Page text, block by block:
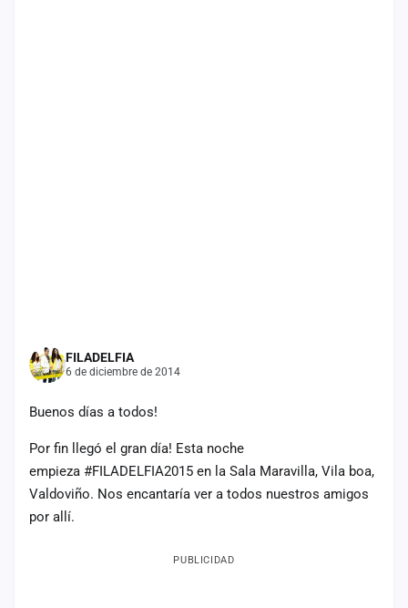
FILADELFIA
6 de diciembre de 2014
Buenos días a todos!
Por fin llegó el gran día! Esta noche
empieza #FILADELFIA2015 en la Sala Maravilla, Vila boa,
Valdoviño. Nos encantaría ver a todos nuestros amigos
por allí.
PUBLICIDAD